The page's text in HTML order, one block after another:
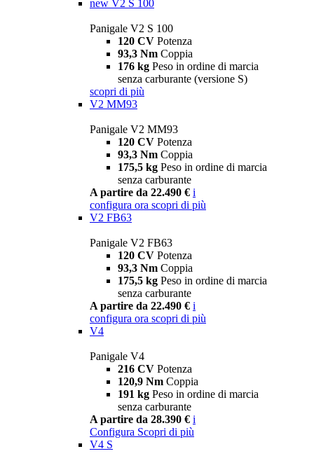
new V2 S 100
Panigale V2 S 100
120 CV Potenza
93,3 Nm Coppia
176 kg Peso in ordine di marcia
senza carburante (versione S)
scopri di più
V2 MM93
Panigale V2 MM93
120 CV Potenza
93,3 Nm Coppia
175,5 kg Peso in ordine di marcia
senza carburante
A partire da 22.490 € i
configura ora scopri di più
V2 FB63
Panigale V2 FB63
120 CV Potenza
93,3 Nm Coppia
175,5 kg Peso in ordine di marcia
senza carburante
A partire da 22.490 € i
configura ora scopri di più
V4
Panigale V4
216 CV Potenza
120,9 Nm Coppia
191 kg Peso in ordine di marcia
senza carburante
A partire da 28.390 € i
Configura Scopri di più
V4 S